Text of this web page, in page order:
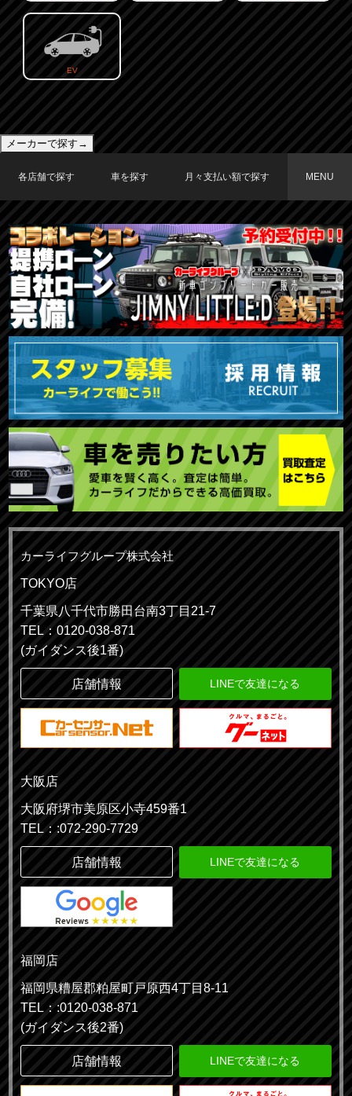
EV
メーカーで探す→
各店舗で探す
TOKYO店在庫車両
大阪店在庫車両
福岡店在庫車両
車を探す
車種で探す
メーカーで探す
月々支払い額で探す
〜19,999円
20,000円〜29,999円
30,000円〜39,999円
40,000円〜49,999円
50,000円〜
MENU
カーライフグループ株式会社
TOKYO店
千葉県八千代市勝田台南3丁目21-7
TEL：0120-038-871
(ガイダンス後1番)
店舗情報 LINEで友達になる
大阪店
大阪府堺市美原区小寺459番1
TEL：:072-290-7729
店舗情報 LINEで友達になる
福岡店
福岡県糟屋郡粕屋町戸原西4丁目8-11
TEL：:0120-038-871
(ガイダンス後2番)
店舗情報 LINEで友達になる